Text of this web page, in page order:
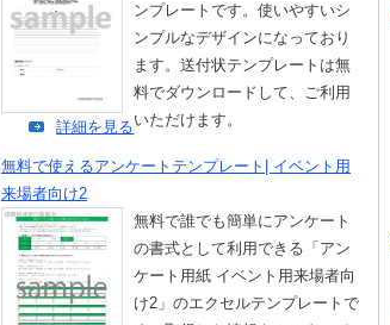
ンプレートです。使いやすいシ
ンプルなデザインになっており
ます。送付状テンプレートは無
料でダウンロードして、ご利用
いただけます。
詳細を見る
無料で使えるアンケートテンプレート| イベント用
来場者向け2
無料で誰でも簡単にアンケート
の書式として利用できる「アン
ケート用紙 イベント用来場者向
け2」のエクセルテンプレートで